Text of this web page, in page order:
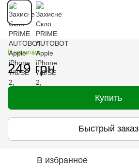
В наличии
249 грн
Купить
Быстрый заказ
В избранное